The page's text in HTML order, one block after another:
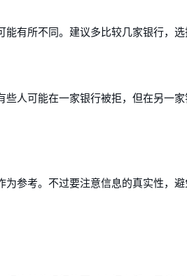
有所不同。建议多比较几家银行，选
人可能在一家银行被拒，但在另一
参考。不过要注意信息的真实性，避